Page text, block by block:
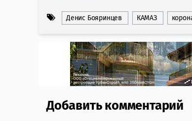
Денис Бояринцев КАМАЗ
Comment section
Добавить комментарий